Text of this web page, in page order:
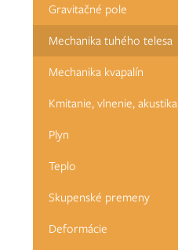
Gravitačné pole
Mechanika tuhého telesa
Mechanika kvapalín
Kmitanie, vlnenie, akustika
Plyn
Teplo
Skupenské premeny
Deformácie